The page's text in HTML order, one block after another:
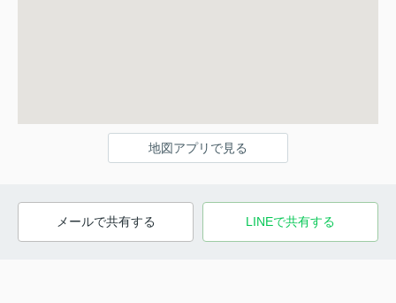
地図アプリで見る
メールで共有する LINEで共有する